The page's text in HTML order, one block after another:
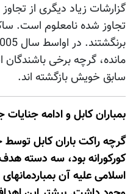
گزارشات زیاد دیگری از
مانده، گرچه برخی
سابق خویش بازگشته اند.
بمباران کابل و ادامه
گرچه راکت باران کابل
کورکورانه بود، سه دسته
اسلامی علیه آن